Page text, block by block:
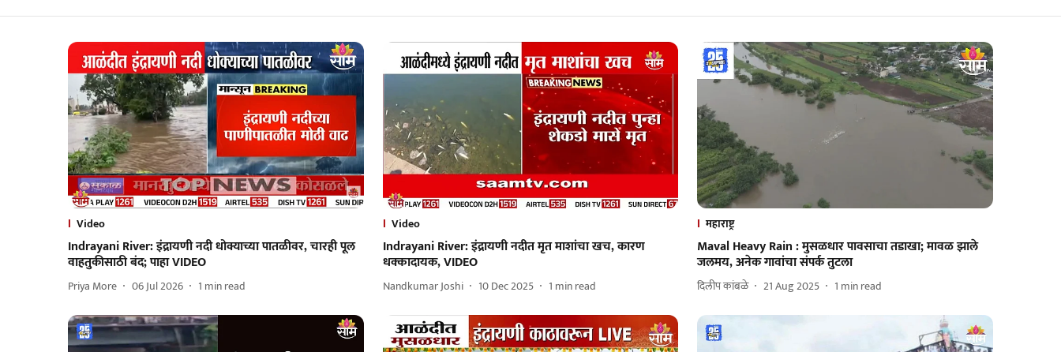
Video
Indrayani River: इंद्रायणी नदी धोक्याच्या पातळीवर, चारही पूल
वाहतुकीसाठी बंद; पाहा VIDEO
Priya More 06 Jul 2026 1 min read
Video
Indrayani River: इंद्रायणी नदीत मृत माशांचा खच, कारण
धक्कादायक, VIDEO
Nandkumar Joshi 10 Dec 2025 1 min read
महाराष्ट्र
Maval Heavy Rain : मुसळधार पावसाचा तडाखा; मावळ झाले
जलमय, अनेक गावांचा संपर्क तुटला
दिलीप कांबळे 21 Aug 2025 1 min read